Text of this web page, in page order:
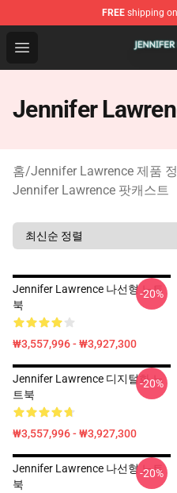
FREE shipping
Open menu
Jennifer Lawrence
Jennifer
홈/Jennifer Lawrence 제품
Jennifer Lawrence 팟캐스트
Jennifer Lawrence 나선형 노트
북
₩3,557,996 - ₩3,927,300
-20%
Jennifer Lawrence 디지털화 노
트북
₩3,557,996 - ₩3,927,300
-20%
Jennifer Lawrence 나선형 노트
북
-20%